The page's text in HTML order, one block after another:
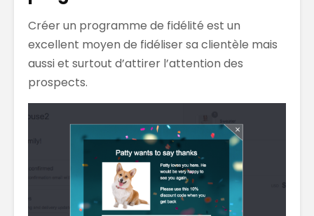
Créer un programme de fidélité est un
excellent moyen de fidéliser sa clientèle mais
aussi et surtout d’attirer l’attention des
prospects.